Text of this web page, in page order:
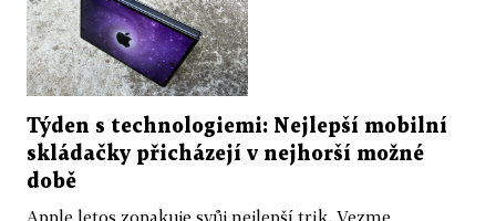
Týden s technologiemi: Nejlepší mobilní
skládačky přicházejí v nejhorší možné
době
Apple letos zopakuje svůj nejlepší trik. Vezme